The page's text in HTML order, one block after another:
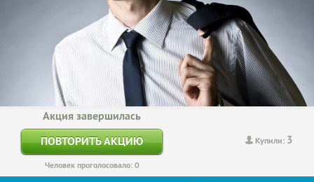
Купили: 3
Акция завершилась
ПОВТОРИТЬ АКЦИЮ
Человек проголосовало: 0